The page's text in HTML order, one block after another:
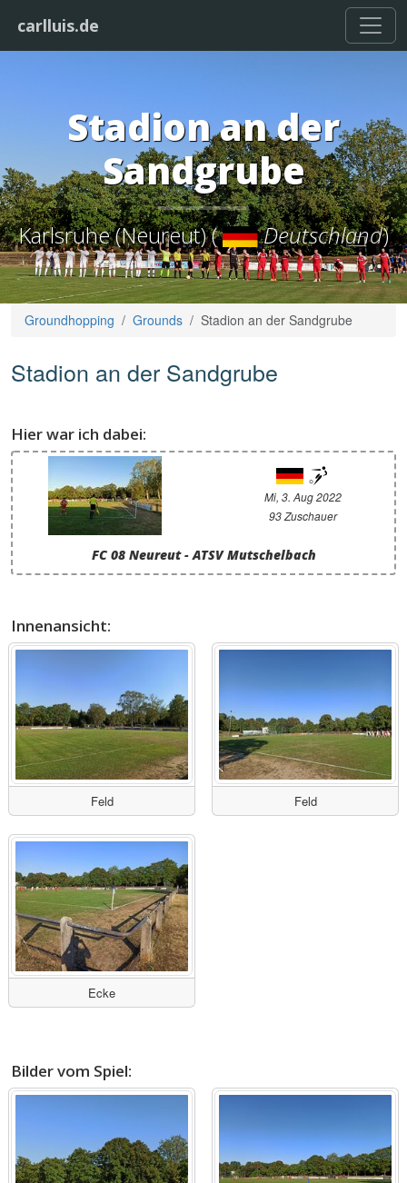
carlluis.de
Stadion an der
Sandgrube
Karlsruhe (Neureut) ( Deutschland)
Groundhopping Grounds Stadion an der Sandgrube
Stadion an der Sandgrube
Hier war ich dabei:
Mi, 3. Aug 2022
93 Zuschauer
FC 08 Neureut - ATSV Mutschelbach
Innenansicht:
Feld Feld
Ecke
Bilder vom Spiel: